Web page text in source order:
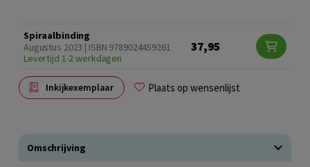
Spiraalbinding
Augustus 2023 | ISBN 9789024459261
Levertijd 1-2 werkdagen
37,95
Inkijkexemplaar Plaats op wensenlijst
Omschrijving